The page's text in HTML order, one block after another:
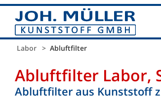
Labor Abluftfilter
Abluftfilter Labor,
Abluftfilter aus Kunststoff